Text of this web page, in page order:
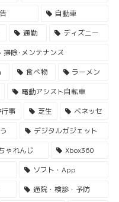
自動車
通勤
ディズニー
掃除･メンテナンス
食べ物
ラーメン
電動アシスト自転車
事 芝生
ベネッセ
デジタルガジェット
ゃれんじ
Xbox360
ソフト・App
通院・検診・予防